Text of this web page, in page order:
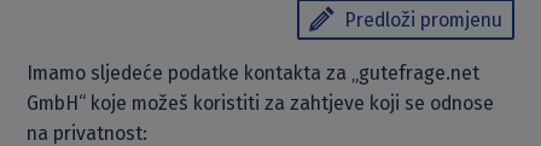
Predloži promjenu
Imamo sljedeće podatke kontakta za „gutefrage.net
GmbH“ koje možeš koristiti za zahtjeve koji se odnose
na privatnost: